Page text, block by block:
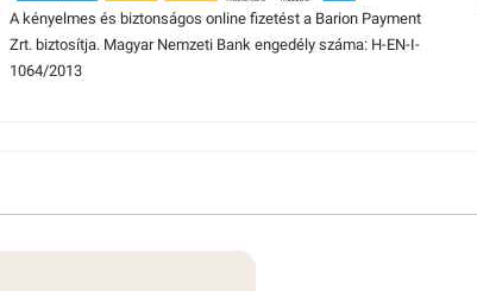
A kényelmes és biztonságos online fizetést a Barion Payment
Zrt. biztosítja. Magyar Nemzeti Bank engedély száma: H-EN-I-
1064/2013